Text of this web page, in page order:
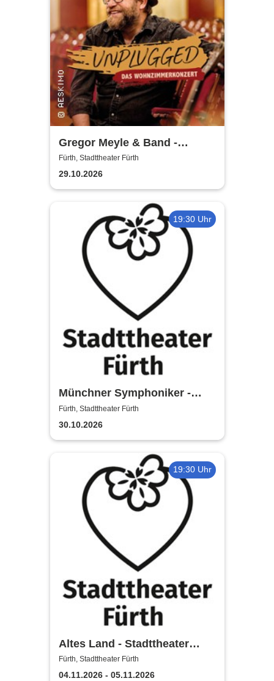
Gregor Meyle & Band -
Unplugged Tour 2026
Fürth, Stadttheater Fürth
29.10.2026
19:30 Uhr
Münchner Symphoniker -
Stadttheater Fürth
Fürth, Stadttheater Fürth
30.10.2026
19:30 Uhr
Altes Land - Stadttheater
Fürth
Fürth, Stadttheater Fürth
04.11.2026 - 05.11.2026